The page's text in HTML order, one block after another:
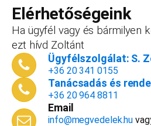
vállalkozást, ezt az
dokumentációk,
is, ha nyitsz valamit, a
Telefonszám
Email cím*
Elérhetőségeink
Ha ügyfél vagy és bármilyen
ezt hívd Zoltánt
Ügyfélszolgálat: S.
+36 20 341 0155
Tanácsadás és
+36 20 964 8811
Email
info@megvedelek.hu